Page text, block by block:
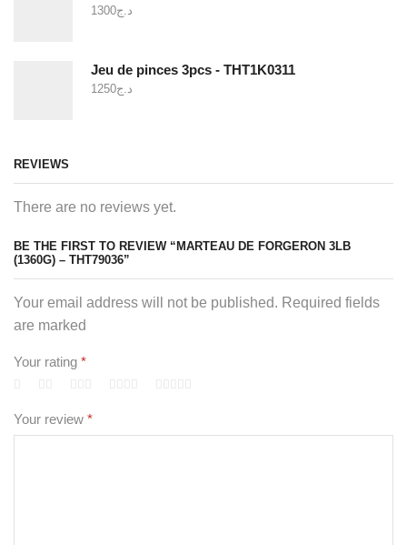
د.ج1300
Jeu de pinces 3pcs - THT1K0311
د.ج1250
REVIEWS
There are no reviews yet.
BE THE FIRST TO REVIEW “MARTEAU DE FORGERON 3LB
(1360G) – THT79036”
Your email address will not be published. Required fields
are marked
Your rating *
Your review *